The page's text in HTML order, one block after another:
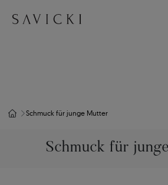
Schmuck für junge Mutter
Schmuck für